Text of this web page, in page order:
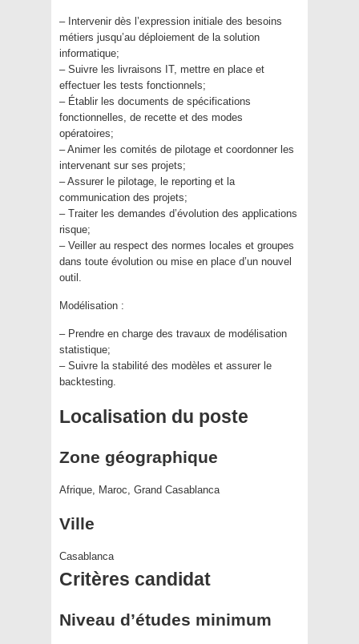
– Intervenir dès l’expression initiale des besoins
métiers jusqu’au déploiement de la solution
informatique;
– Suivre les livraisons IT, mettre en place et
effectuer les tests fonctionnels;
– Établir les documents de spécifications
fonctionnelles, de recette et des modes
opératoires;
– Animer les comités de pilotage et coordonner les
intervenant sur ses projets;
– Assurer le pilotage, le reporting et la
communication des projets;
– Traiter les demandes d’évolution des applications
risque;
– Veiller au respect des normes locales et groupes
dans toute évolution ou mise en place d’un nouvel
outil.
Modélisation :
– Prendre en charge des travaux de modélisation
statistique;
– Suivre la stabilité des modèles et assurer le
backtesting.
Localisation du poste
Zone géographique
Afrique, Maroc, Grand Casablanca
Ville
Casablanca
Critères candidat
Niveau d’études minimum